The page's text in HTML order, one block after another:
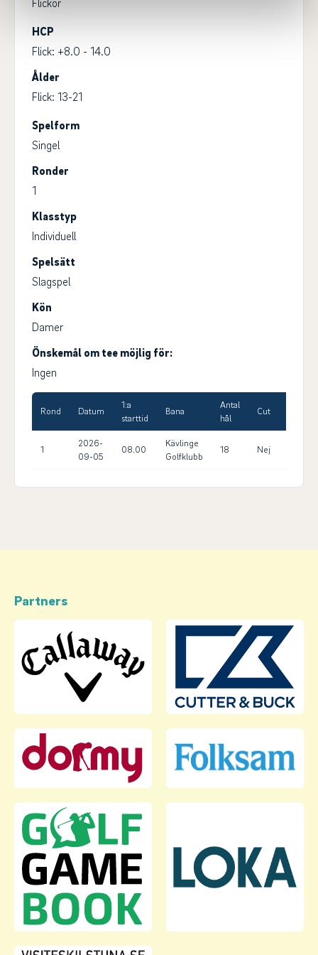
Flickor
HCP
Flick: +8.0 - 14.0
Ålder
Flick: 13-21
Spelform
Singel
Ronder
1
Klasstyp
Individuell
Spelsätt
Slagspel
Kön
Damer
Önskemål om tee möjlig för:
Ingen
Rond Datum
1:a
starttid
Bana
Antal
hål
Cut
1
2026-
09-05
08.00
Kävlinge
Golfklubb
18 Nej
Partners